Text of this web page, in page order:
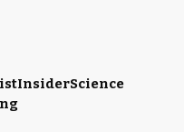
InsiderScience